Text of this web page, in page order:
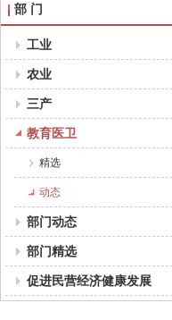
部 门
工业
农业
三产
教育医卫
精选
动态
部门动态
部门精选
促进民营经济健康发展